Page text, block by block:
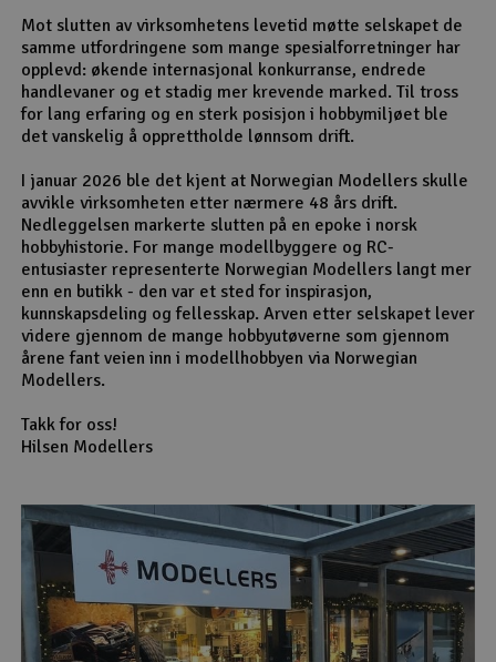
Mot slutten av virksomhetens levetid møtte selskapet de
samme utfordringene som mange spesialforretninger har
opplevd: økende internasjonal konkurranse, endrede
handlevaner og et stadig mer krevende marked. Til tross
for lang erfaring og en sterk posisjon i hobbymiljøet ble
det vanskelig å opprettholde lønnsom drift.
I januar 2026 ble det kjent at Norwegian Modellers skulle
avvikle virksomheten etter nærmere 48 års drift.
Nedleggelsen markerte slutten på en epoke i norsk
hobbyhistorie. For mange modellbyggere og RC-
entusiaster representerte Norwegian Modellers langt mer
enn en butikk - den var et sted for inspirasjon,
kunnskapsdeling og fellesskap. Arven etter selskapet lever
videre gjennom de mange hobbyutøverne som gjennom
årene fant veien inn i modellhobbyen via Norwegian
Modellers.
Takk for oss!
Hilsen Modellers